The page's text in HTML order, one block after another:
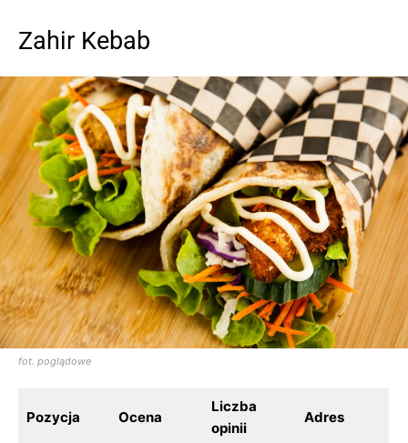
Zahir Kebab
fot. poglądowe
Pozycja Ocena
Liczba
opinii
Adres